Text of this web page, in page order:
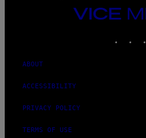
VICE
MEDIA
ABOUT
ACCESSIBILITY
PRIVACY POLICY
TERMS OF USE